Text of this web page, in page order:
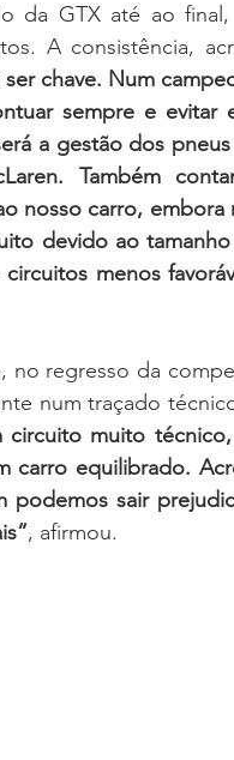
da GTX até ao
A consistência,
ser chave. Num
sempre e evitar
a gestão dos
Também
nosso carro, embora
devido ao
menos
no regresso da
num traçado
circuito muito
carro equilibrado.
podemos sair
, afirmou.